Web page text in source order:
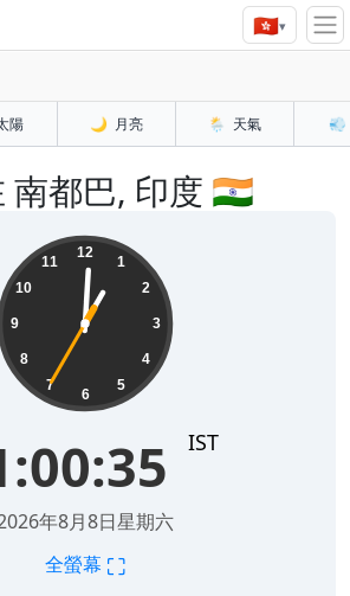
🇭🇰▾
陽 🌙 月亮 🌦️ 天氣 💨
南都巴, 印度 🇮🇳
12
1
2
3
4
5
6
7
8
9
10
11
IST
年8月8日星期六
全螢幕 ⛶